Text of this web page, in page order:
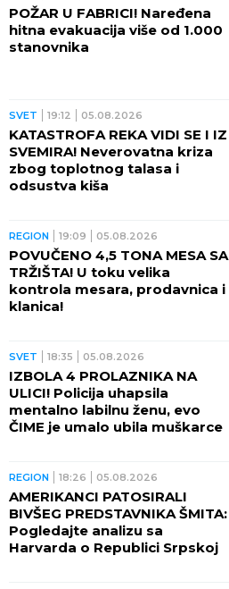
POŽAR U FABRICI! Naređena
hitna evakuacija više od 1.000
stanovnika
SVET 19:12 05.08.2026
KATASTROFA REKA VIDI SE I IZ
SVEMIRA! Neverovatna kriza
zbog toplotnog talasa i
odsustva kiša
REGION 19:09 05.08.2026
POVUČENO 4,5 TONA MESA SA
TRŽIŠTA! U toku velika
kontrola mesara, prodavnica i
klanica!
SVET 18:35 05.08.2026
IZBOLA 4 PROLAZNIKA NA
ULICI! Policija uhapsila
mentalno labilnu ženu, evo
ČIME je umalo ubila muškarce
REGION 18:26 05.08.2026
AMERIKANCI PATOSIRALI
BIVŠEG PREDSTAVNIKA ŠMITA:
Pogledajte analizu sa
Harvarda o Republici Srpskoj